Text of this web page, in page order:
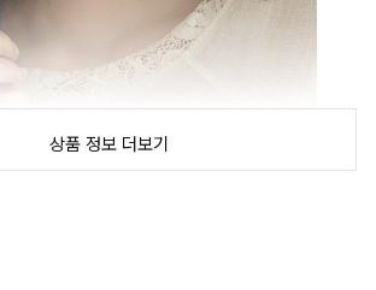
상품 정보 더보기